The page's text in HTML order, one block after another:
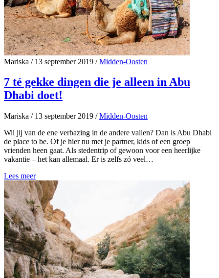
Mariska /13 september 2019 / Midden-Oosten
7 té gekke dingen die je alleen in Abu
Dhabi doet!
Mariska /13 september 2019 / Midden-Oosten
Wil jij van de ene verbazing in de andere vallen? Dan is Abu Dhabi
de place to be. Of je hier nu met je partner, kids of een groep
vrienden heen gaat. Als stedentrip of gewoon voor een heerlijke
vakantie – het kan allemaal. Er is zelfs zó veel…
Lees meer